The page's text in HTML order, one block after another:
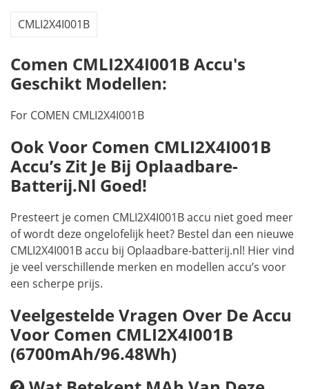
CMLI2X4I001B
Comen CMLI2X4I001B Accu's
Geschikt Modellen:
For COMEN CMLI2X4I001B
Ook Voor Comen CMLI2X4I001B
Accu’s Zit Je Bij Oplaadbare-
Batterij.nl Goed!
Presteert je comen CMLI2X4I001B accu niet goed meer
of wordt deze ongelofelijk heet? Bestel dan een nieuwe
CMLI2X4I001B accu bij Oplaadbare-batterij.nl! Hier vind
je veel verschillende merken en modellen accu’s voor
een scherpe prijs.
Veelgestelde Vragen Over De Accu
Voor Comen CMLI2X4I001B
(6700mAh/96.48Wh)